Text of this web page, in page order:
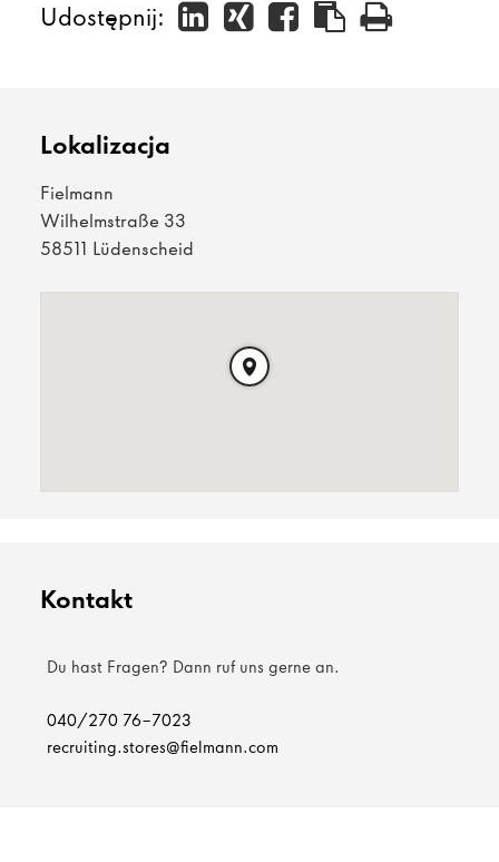
Udostępnij:
Lokalizacja
Fielmann
Wilhelmstraße 33
58511 Lüdenscheid
Kontakt
Du hast Fragen? Dann ruf uns gerne an.
040/270 76-7023
recruiting.stores@fielmann.com